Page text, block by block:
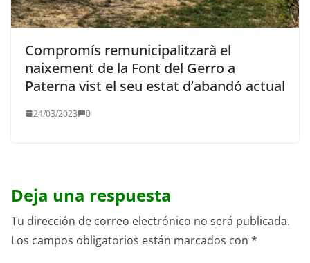
Compromís remunicipalitzarà el
naixement de la Font del Gerro a
Paterna vist el seu estat d’abandó actual
24/03/2023 0
Deja una respuesta
Tu dirección de correo electrónico no será publicada.
Los campos obligatorios están marcados con *